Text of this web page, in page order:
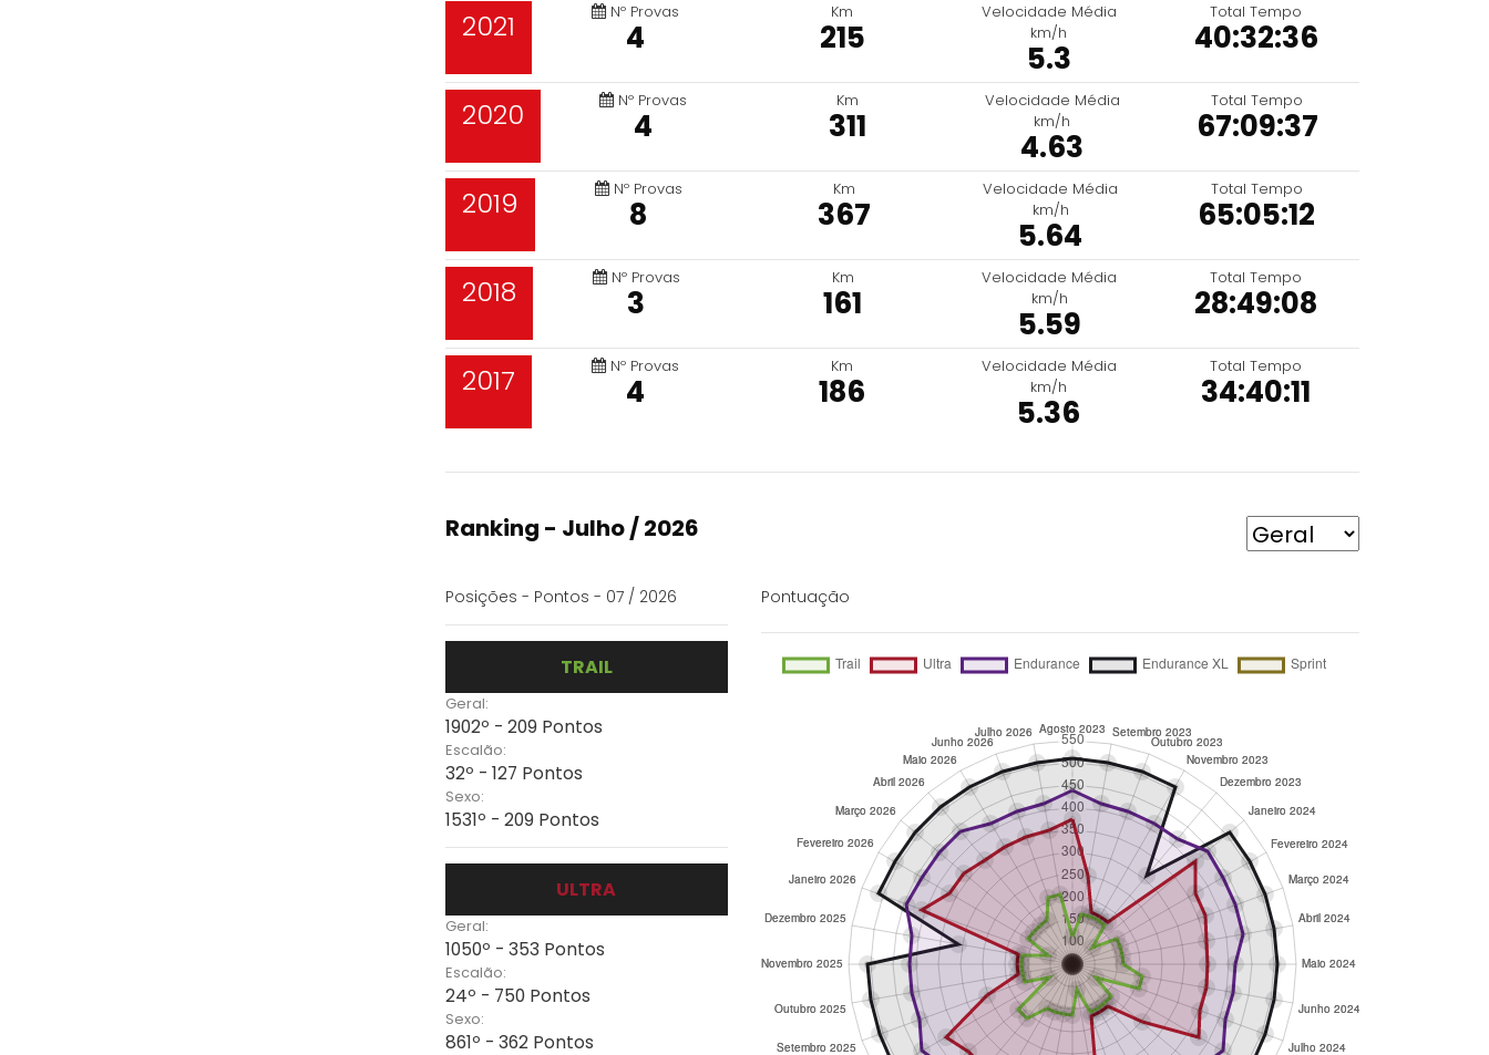
2021 Nº Provas
4
Km
215
Velocidade Média
km/h
5.3
Total Tempo
40:32:36
2020 Nº Provas
4
Km
311
Velocidade Média
km/h
4.63
Total Tempo
67:09:37
2019 Nº Provas
8
Km
367
Velocidade Média
km/h
5.64
Total Tempo
65:05:12
2018 Nº Provas
3
Km
161
Velocidade Média
km/h
5.59
Total Tempo
28:49:08
2017 Nº Provas
4
Km
186
Velocidade Média
km/h
5.36
Total Tempo
34:40:11
Ranking - Julho / 2026
Posições - Pontos - 07 / 2026
TRAIL
Geral:
1902º - 209 Pontos
Escalão:
32º - 127 Pontos
Sexo:
1531º - 209 Pontos
ULTRA
Geral:
1050º - 353 Pontos
Escalão:
24º - 750 Pontos
Sexo:
861º - 362 Pontos
Pontuação